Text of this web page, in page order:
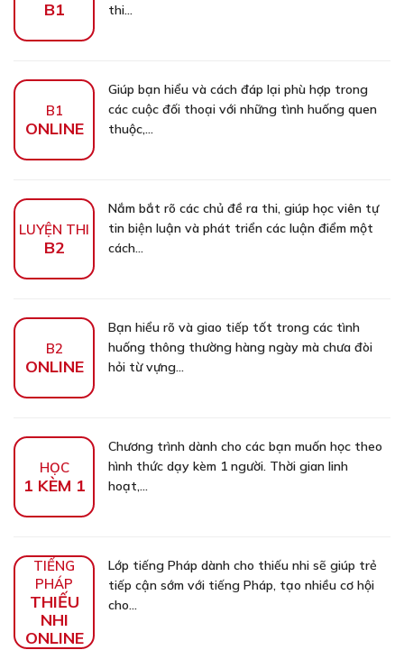
B1 thi...
B1
ONLINE
Giúp bạn hiểu và cách đáp lại phù hợp trong
các cuộc đối thoại với những tình huống quen
thuộc,...
LUYỆN THI
B2
Nắm bắt rõ các chủ đề ra thi, giúp học viên tự
tin biện luận và phát triển các luận điểm một
cách...
B2
ONLINE
Bạn hiểu rõ và giao tiếp tốt trong các tình
huống thông thường hàng ngày mà chưa đòi
hỏi từ vựng...
HỌC
1 KÈM 1
Chương trình dành cho các bạn muốn học theo
hình thức dạy kèm 1 người. Thời gian linh
hoạt,...
TIẾNG
PHÁP
THIẾU
NHI
ONLINE
Lớp tiếng Pháp dành cho thiếu nhi sẽ giúp trẻ
tiếp cận sớm với tiếng Pháp, tạo nhiều cơ hội
cho...